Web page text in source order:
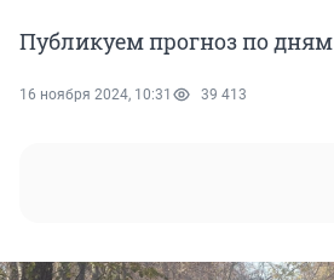
Публикуем прогноз по дням
16 ноября 2024, 10:31 39 413